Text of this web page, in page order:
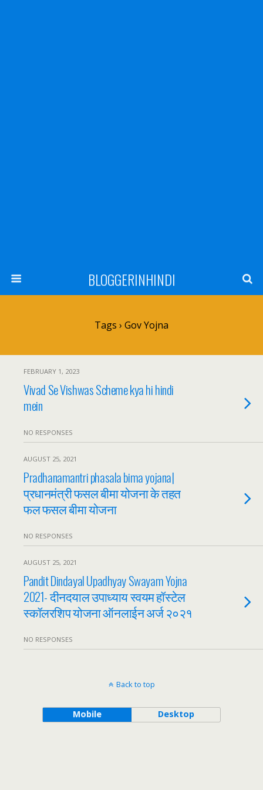
BLOGGERINHINDI
Tags › Gov Yojna
FEBRUARY 1, 2023
Vivad Se Vishwas Scheme kya hi hindi
mein
NO RESPONSES
AUGUST 25, 2021
Pradhanamantri phasala bima yojana|
प्रधानमंत्री फसल बीमा योजना के तहत
फल फसल बीमा योजना
NO RESPONSES
AUGUST 25, 2021
Pandit Dindayal Upadhyay Swayam Yojna
2021- दीनदयाल उपाध्याय स्वयम हॉस्टेल
स्कॉलरशिप योजना ऑनलाईन अर्ज २०२१
NO RESPONSES
Back to top
Mobile Desktop